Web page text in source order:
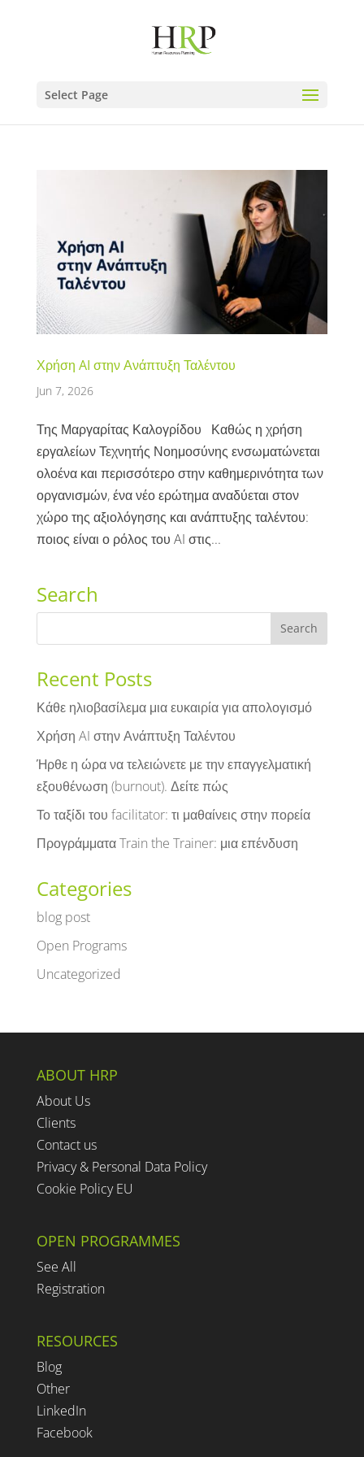
Select Page
Χρήση AI στην Ανάπτυξη Ταλέντου
Jun 7, 2026
Της Μαργαρίτας Καλογρίδου Καθώς η χρήση
εργαλείων Τεχνητής Νοημοσύνης ενσωματώνεται
ολοένα και περισσότερο στην καθημερινότητα των
οργανισμών, ένα νέο ερώτημα αναδύεται στον
χώρο της αξιολόγησης και ανάπτυξης ταλέντου:
ποιος είναι ο ρόλος του AI στις...
Search
Recent Posts
Κάθε ηλιοβασίλεμα μια ευκαιρία για απολογισμό
Χρήση AI στην Ανάπτυξη Ταλέντου
Ήρθε η ώρα να τελειώνετε με την επαγγελματική
εξουθένωση (burnout). Δείτε πώς
Το ταξίδι του facilitator: τι μαθαίνεις στην πορεία
Προγράμματα Train the Trainer: μια επένδυση
Categories
blog post
Open Programs
Uncategorized
ABOUT HRP
About Us
Clients
Contact us
Privacy & Personal Data Policy
Cookie Policy EU
OPEN PROGRAMMES
See All
Registration
RESOURCES
Blog
Other
LinkedIn
Facebook